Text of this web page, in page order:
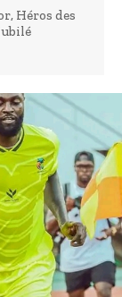
Héros des